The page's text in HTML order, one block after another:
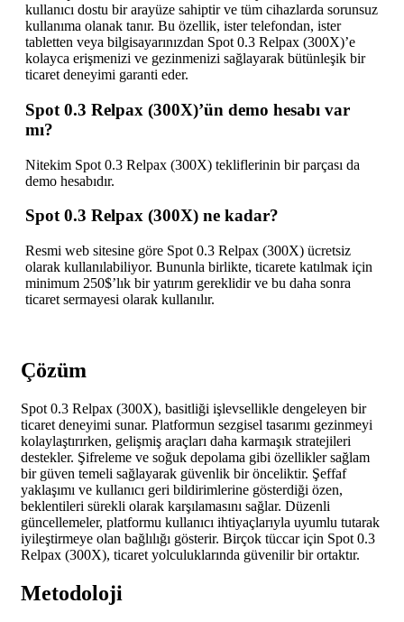
kullanıcı dostu bir arayüze sahiptir ve tüm cihazlarda sorunsuz
kullanıma olanak tanır. Bu özellik, ister telefondan, ister
tabletten veya bilgisayarınızdan Spot 0.3 Relpax (300X)’e
kolayca erişmenizi ve gezinmenizi sağlayarak bütünleşik bir
ticaret deneyimi garanti eder.
Spot 0.3 Relpax (300X)’ün demo hesabı var
mı?
Nitekim Spot 0.3 Relpax (300X) tekliflerinin bir parçası da
demo hesabıdır.
Spot 0.3 Relpax (300X) ne kadar?
Resmi web sitesine göre Spot 0.3 Relpax (300X) ücretsiz
olarak kullanılabiliyor. Bununla birlikte, ticarete katılmak için
minimum 250$’lık bir yatırım gereklidir ve bu daha sonra
ticaret sermayesi olarak kullanılır.
Çözüm
Spot 0.3 Relpax (300X), basitliği işlevsellikle dengeleyen bir
ticaret deneyimi sunar. Platformun sezgisel tasarımı gezinmeyi
kolaylaştırırken, gelişmiş araçları daha karmaşık stratejileri
destekler. Şifreleme ve soğuk depolama gibi özellikler sağlam
bir güven temeli sağlayarak güvenlik bir önceliktir. Şeffaf
yaklaşımı ve kullanıcı geri bildirimlerine gösterdiği özen,
beklentileri sürekli olarak karşılamasını sağlar. Düzenli
güncellemeler, platformu kullanıcı ihtiyaçlarıyla uyumlu tutarak
iyileştirmeye olan bağlılığı gösterir. Birçok tüccar için Spot 0.3
Relpax (300X), ticaret yolculuklarında güvenilir bir ortaktır.
Metodoloji